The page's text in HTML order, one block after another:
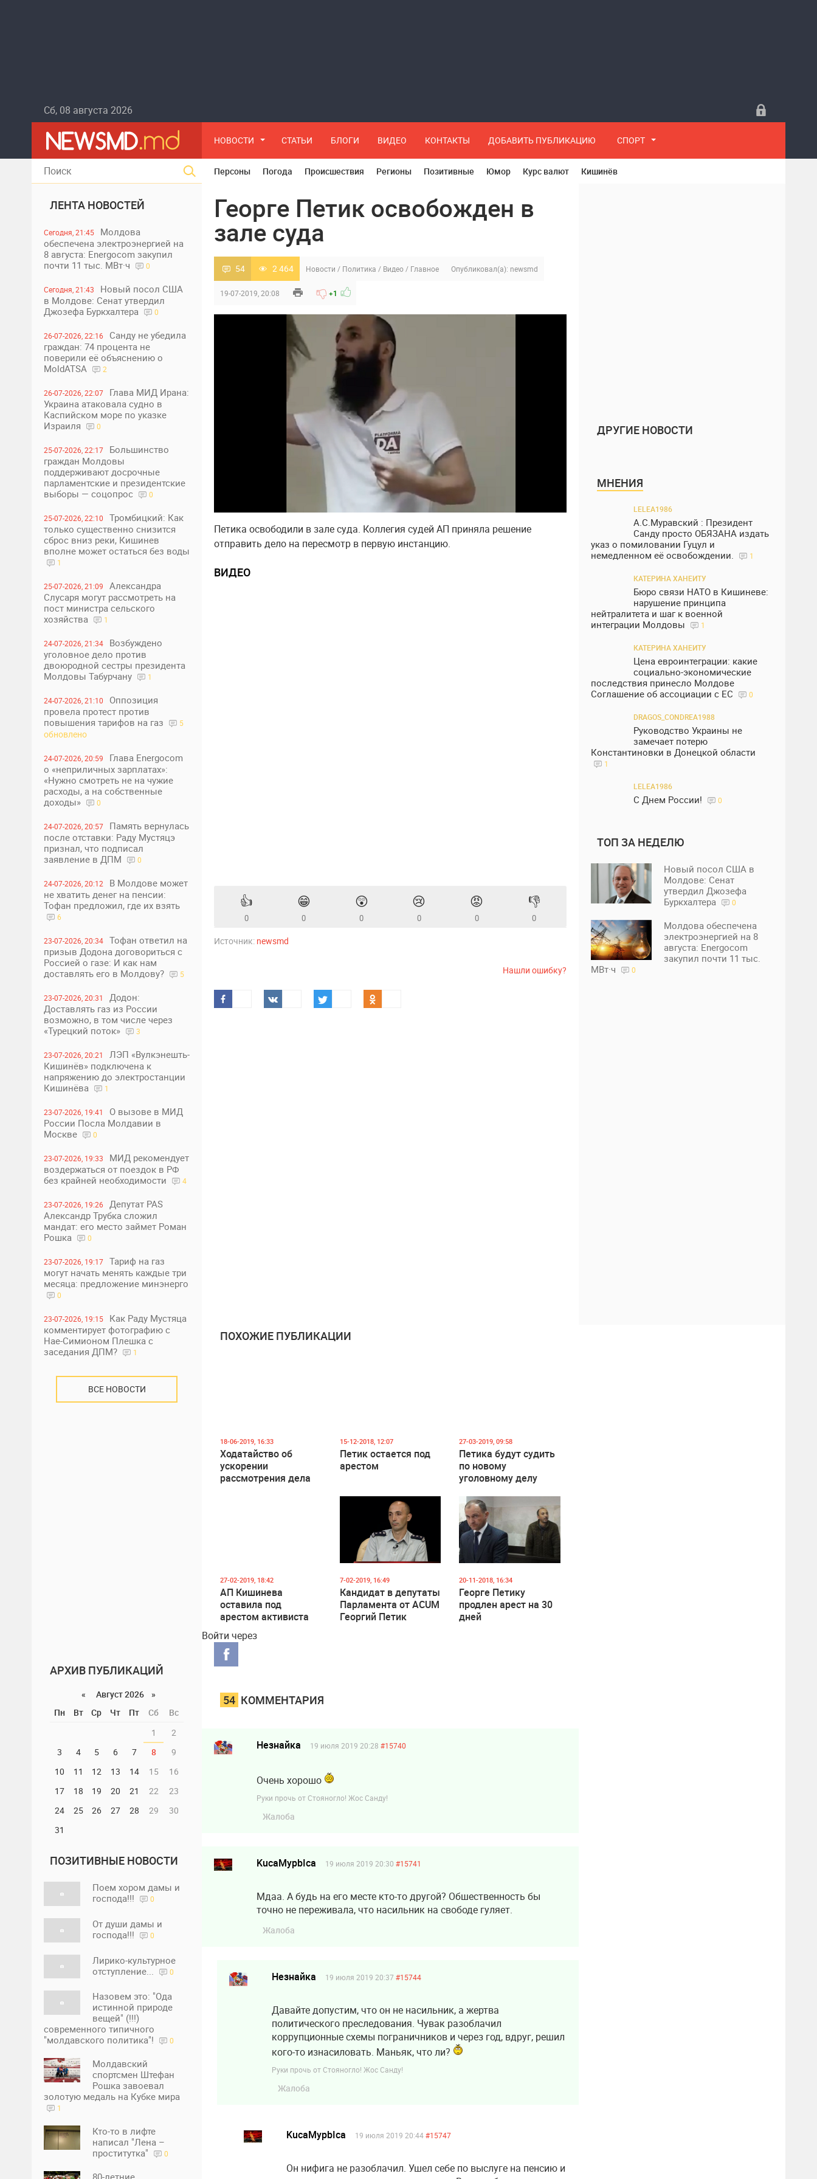
Сб, 08 августа 2026
НОВОСТИ СТАТЬИ БЛОГИ ВИДЕО КОНТАКТЫ ДОБАВИТЬ ПУБЛИКАЦИЮ СПОРТ
ЛЕНТА НОВОСТЕЙ
Сегодня, 21:45
Молдова
обеспечена электроэнергией на
8 августа: Energocom закупил
почти 11 тыс. МВт·ч
0
Сегодня, 21:43
Новый посол США
в Молдове: Сенат утвердил
Джозефа Буркхалтера
0
26-07-2026, 22:16
Санду не убедила
граждан: 74 процента не
поверили её объяснению о
MoldATSA
2
26-07-2026, 22:07
Глава МИД Ирана:
Украина атаковала судно в
Каспийском море по указке
Израиля
0
25-07-2026, 22:17
Большинство
граждан Молдовы
поддерживают досрочные
парламентские и президентские
выборы — соцопрос
0
25-07-2026, 22:10
Тромбицкий: Как
только существенно снизится
сброс вниз реки, Кишинев
вполне может остаться без воды
1
25-07-2026, 21:09
Александра
Слусаря могут рассмотреть на
пост министра сельского
хозяйства
1
24-07-2026, 21:34
Возбуждено
уголовное дело против
двоюродной сестры президента
Молдовы Табурчану
1
24-07-2026, 21:10
Оппозиция
провела протест против
повышения тарифов на газ
5
обновлено
24-07-2026, 20:59
Глава Energocom
о «неприличных зарплатах»:
«Нужно смотреть не на чужие
расходы, а на собственные
доходы»
0
24-07-2026, 20:57
Память вернулась
после отставки: Раду Мустяцэ
признал, что подписал
заявление в ДПМ
0
24-07-2026, 20:12
В Молдове может
не хватить денег на пенсии:
Тофан предложил, где их взять
6
23-07-2026, 20:34
Тофан ответил на
призыв Додона договориться с
Россией о газе: И как нам
доставлять его в Молдову?
5
23-07-2026, 20:31
Додон:
Доставлять газ из России
возможно, в том числе через
«Турецкий поток»
3
23-07-2026, 20:21
ЛЭП «Вулкэнешть-
Кишинёв» подключена к
напряжению до электростанции
Кишинёва
1
23-07-2026, 19:41
О вызове в МИД
России Посла Молдавии в
Москве
0
23-07-2026, 19:33
МИД рекомендует
воздержаться от поездок в РФ
без крайней необходимости
4
23-07-2026, 19:26
Депутат PAS
Александр Трубка сложил
мандат: его место займет Роман
Рошка
0
23-07-2026, 19:17
Тариф на газ
могут начать менять каждые три
месяца: предложение минэнерго
0
23-07-2026, 19:15
Как Раду Мустяца
комментирует фотографию с
Нае-Симионом Плешка с
заседания ДПМ?
1
ВСЕ НОВОСТИ
АРХИВ ПУБЛИКАЦИЙ
«
Август 2026 »
Пн
Вт Ср Чт Пт Сб
Вс
1
2
3
4 5 6 7 8
9
10
11 12 13 14 15
16
17
18 19 20 21 22
23
24
25 26 27 28 29
30
31
ПОЗИТИВНЫЕ НОВОСТИ
Поем хором дамы и
господа!!!
0
От души дамы и
господа!!!
0
Лирико-культурное
отступление...
0
Назовем это: "Ода
истинной природе
вещей" (!!!)
современного типичного
"молдавского политика"!
0
Молдавский
спортсмен Штефан
Рошка завоевал
золотую медаль на Кубке мира
1
Кто-то в лифте
написал "Лена –
проститутка"
0
Персоны Погода Происшествия Регионы Позитивные Юмор Курс валют Кишинёв
Георге Петик освобожден в
зале суда
54 2 464 Новости / Политика / Видео / Главное Опубликовал(а): newsmd
19-07-2019, 20:08 +1
Петика освободили в зале суда. Коллегия судей АП приняла решение
отправить дело на пересмотр в первую инстанцию.
ВИДЕО
👍
0
😁
0
😲
0
😢
0
😡
0
👎
0
Источник: newsmd
Нашли ошибку?
ПОХОЖИЕ ПУБЛИКАЦИИ
18-06-2019, 16:33
Ходатайство об
ускорении
рассмотрения дела
15-12-2018, 12:07
Петик остается под
арестом
27-03-2019, 09:58
Петика будут судить
по новому
уголовному делу
27-02-2019, 18:42
АП Кишинева
оставила под
арестом активиста
7-02-2019, 16:49
Кандидат в депутаты
Парламента от ACUM
Георгий Петик
20-11-2018, 16:34
Георге Петику
продлен арест на 30
дней
Войти через
54 КОММЕНТАРИЯ
Незнайка 19 июля 2019 20:28 #15740
Очень хорошо
Руки прочь от Стояногло! Жос Санду!
Жалоба
KucaMypbIca 19 июля 2019 20:30 #15741
Мдаа. А будь на его месте кто-то другой? Обшественность бы
точно не переживала, что насильник на свободе гуляет.
Жалоба
Незнайка 19 июля 2019 20:37 #15744
Давайте допустим, что он не насильник, а жертва
политического преследования. Чувак разоблачил
коррупционные схемы пограничников и через год, вдруг, решил
кого-то изнасиловать. Маньяк, что ли?
Руки прочь от Стояногло! Жос Санду!
Жалоба
KucaMypbIca 19 июля 2019 20:44 #15747
Он нифига не разоблачил. Ушел себе по выслуге на пенсию и
ДРУГИЕ НОВОСТИ
МНЕНИЯ
LELEA1986
А.С.Муравский : Президент
Санду просто ОБЯЗАНА издать
указ о помиловании Гуцул и
немедленном её освобождении.
1
КАТЕРИНА ХАНЕИТУ
Бюро связи НАТО в Кишиневе:
нарушение принципа
нейтралитета и шаг к военной
интеграции Молдовы
1
КАТЕРИНА ХАНЕИТУ
Цена евроинтеграции: какие
социально-экономические
последствия принесло Молдове
Соглашение об ассоциации с ЕС
0
DRAGOS_CONDREA1988
Руководство Украины не
замечает потерю
Константиновки в Донецкой области
1
LELEA1986
С Днем России! 0
ТОП ЗА НЕДЕЛЮ
Новый посол США в
Молдове: Сенат
утвердил Джозефа
Буркхалтера
0
Молдова обеспечена
электроэнергией на 8
августа: Energocom
закупил почти 11 тыс.
МВт·ч
0